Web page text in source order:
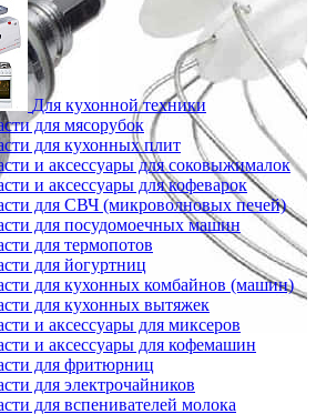
Для кухонной техники
для мясорубок
для кухонных плит
и аксессуары для соковыжималок
и аксессуары для кофеварок
для СВЧ (микроволновых печей)
для посудомоечных машин
для термопотов
для йогуртниц
для кухонных комбайнов (машин)
для кухонных вытяжек
и аксессуары для миксеров
и аксессуары для кофемашин
для фритюрниц
для электрочайников
для вспенивателей молока